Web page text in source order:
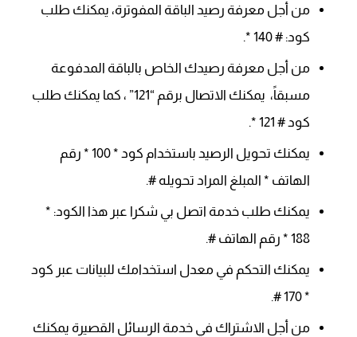
من أجل معرفة رصيد الباقة المفوترة، يمكنك طلب
كود: # 140 *.
من أجل معرفة رصيدك الخاص بالباقة المدفوعة
مسبقاً، يمكنك الاتصال برقم “121” ، كما يمكنك طلب
كود # 121 *.
يمكنك تحويل الرصيد باستخدام كود * 100 * رقم
الهاتف * المبلغ المراد تحويله #.
يمكنك طلب خدمة اتصل بي شكرا عبر هذا الكود: *
188 * رقم الهاتف #.
يمكنك التحكم في معدل استخدامك للبيانات عبر كود
* 170 #.
من أجل الاشتراك في خدمة الرسائل القصيرة يمكنك